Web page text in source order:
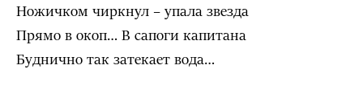
Ножичком чиркнул – упала звезда
Прямо в окоп… В сапоги капитана
Буднично так затекает вода…